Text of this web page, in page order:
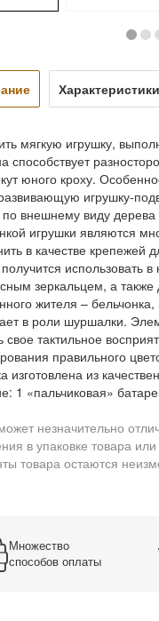
Характеристики
мягкую игрушку,
способствует
юного кроху.
игрушку-
по внешнему виду
игрушки являются
в качестве крепежей
получится использовать
зеркальцем, а
жителя –
в роли шуршалки.
свое тактильное
правильного
изготовлена из
1 «пальчиковая»
незначительно
в упаковке товара
товара остаются
Множество
способов оплаты